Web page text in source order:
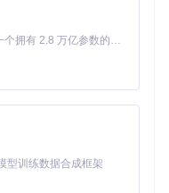
渐变效果
Kimi K3 是Kimi能力最强的模型：这是一个拥有 2.8 万亿参数的混合专家（MoE）模型，具备原生视觉理解能力，并支持 100 万 token 的上下文窗口。
型训练数据合成框架